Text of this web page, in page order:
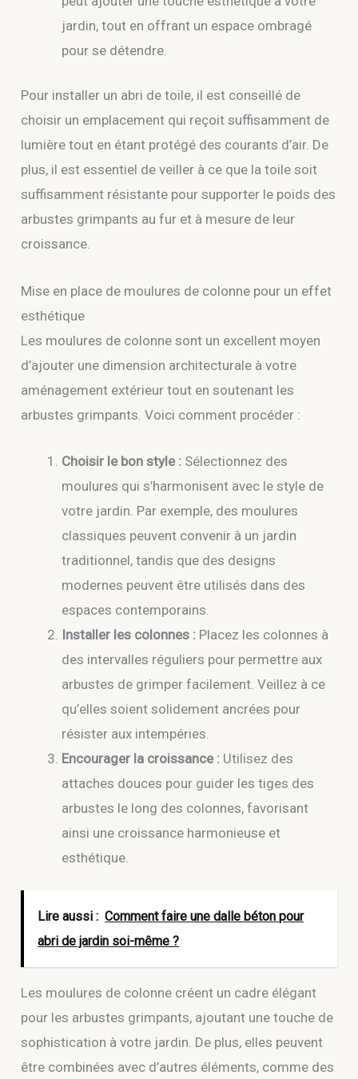
jardin, tout en offrant un espace ombragé
pour se détendre.
Pour installer un abri de toile, il est conseillé de
choisir un emplacement qui reçoit suffisamment de
lumière tout en étant protégé des courants d’air. De
plus, il est essentiel de veiller à ce que la toile soit
suffisamment résistante pour supporter le poids des
arbustes grimpants au fur et à mesure de leur
croissance.
Mise en place de moulures de colonne pour un effet
esthétique
Les moulures de colonne sont un excellent moyen
d’ajouter une dimension architecturale à votre
aménagement extérieur tout en soutenant les
arbustes grimpants. Voici comment procéder :
Choisir le bon style : Sélectionnez des
moulures qui s’harmonisent avec le style de
votre jardin. Par exemple, des moulures
classiques peuvent convenir à un jardin
traditionnel, tandis que des designs
modernes peuvent être utilisés dans des
espaces contemporains.
Installer les colonnes : Placez les colonnes à
des intervalles réguliers pour permettre aux
arbustes de grimper facilement. Veillez à ce
qu’elles soient solidement ancrées pour
résister aux intempéries.
Encourager la croissance : Utilisez des
attaches douces pour guider les tiges des
arbustes le long des colonnes, favorisant
ainsi une croissance harmonieuse et
esthétique.
Lire aussi : Comment faire une dalle béton pour
abri de jardin soi-même ?
Les moulures de colonne créent un cadre élégant
pour les arbustes grimpants, ajoutant une touche de
sophistication à votre jardin. De plus, elles peuvent
être combinées avec d’autres éléments, comme des